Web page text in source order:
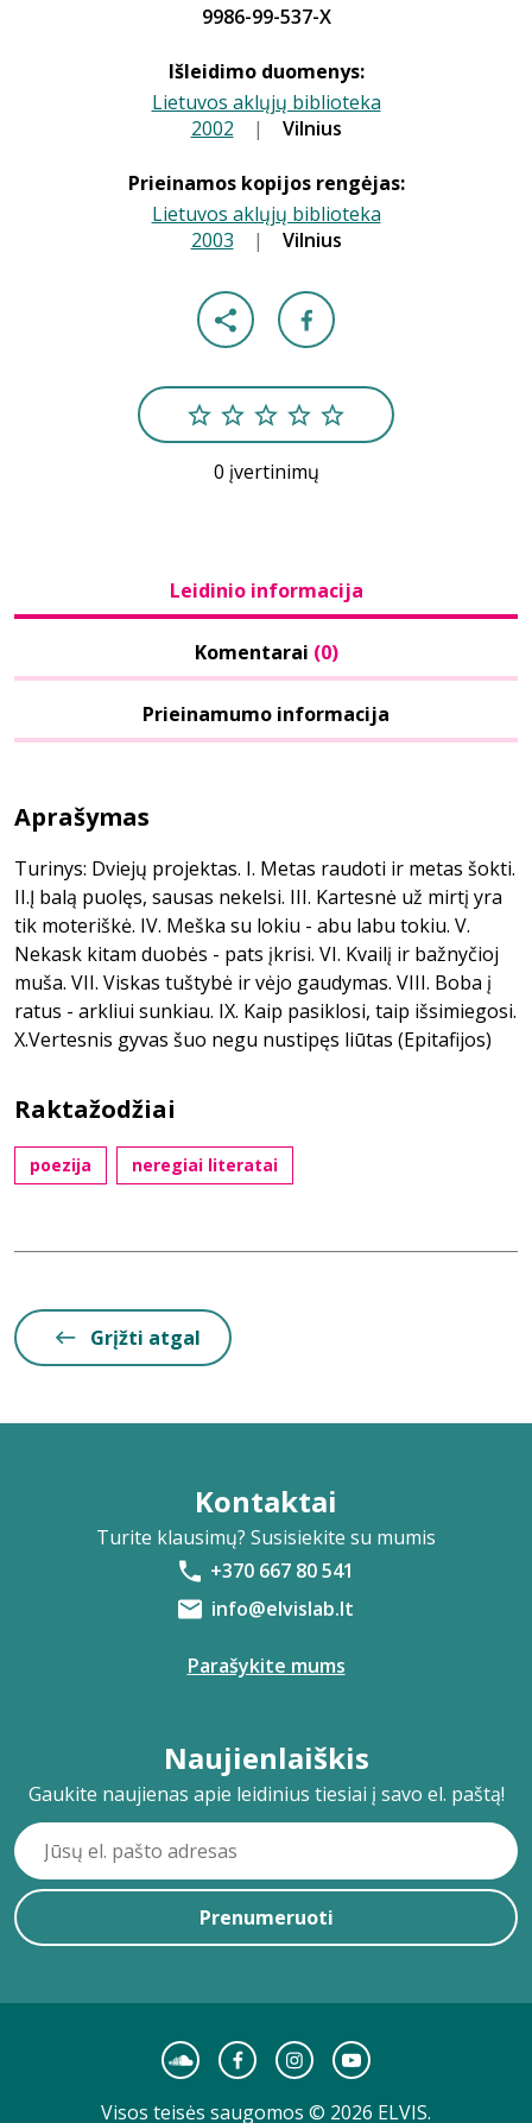
9986-99-537-X
Išleidimo duomenys:
Lietuvos aklųjų biblioteka
2002 | Vilnius
Prieinamos kopijos rengėjas:
Lietuvos aklųjų biblioteka
2003 | Vilnius
0 įvertinimų
Leidinio informacija
Komentarai (0)
Prieinamumo informacija
Aprašymas
Turinys: Dviejų projektas. I. Metas raudoti ir metas šokti.
II.Į balą puolęs, sausas nekelsi. III. Kartesnė už mirtį yra
tik moteriškė. IV. Meška su lokiu - abu labu tokiu. V.
Nekask kitam duobės - pats įkrisi. VI. Kvailį ir bažnyčioj
muša. VII. Viskas tuštybė ir vėjo gaudymas. VIII. Boba į
ratus - arkliui sunkiau. IX. Kaip pasiklosi, taip išsimiegosi.
X.Vertesnis gyvas šuo negu nustipęs liūtas (Epitafijos)
Raktažodžiai
poezija neregiai literatai
Grįžti atgal
Kontaktai
Turite klausimų? Susisiekite su mumis
+370 667 80 541
info@elvislab.lt
Parašykite mums
Naujienlaiškis
Gaukite naujienas apie leidinius tiesiai į savo el. paštą!
Prenumeruoti
Visos teisės saugomos © 2026 ELVIS.